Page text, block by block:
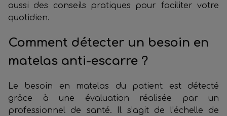
aussi des conseils pratiques pour faciliter votre
quotidien.
Comment détecter un besoin en
matelas anti-escarre ?
Le besoin en matelas du patient est détecté
grâce à une évaluation réalisée par un
professionnel de santé. Il s’agit de l’échelle de